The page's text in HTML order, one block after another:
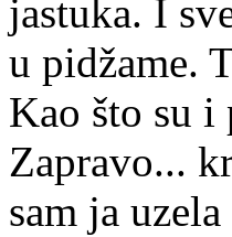
jastuka. I
u pidžame.
Kao što su
Zapravo...
sam ja